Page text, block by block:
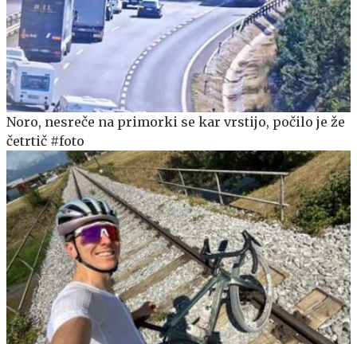
Noro, nesreče na primorki se kar vrstijo, počilo je že
četrtič #foto